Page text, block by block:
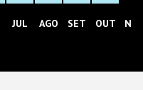
JUL AGO SET OUT NOV